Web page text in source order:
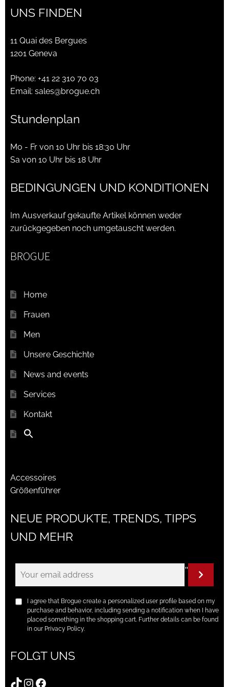
UNS FINDEN
11 Quai des Bergues
1201 Geneva
Phone: +41 22 310 70 03
Email: sales@brogue.ch
Stundenplan
Mo - Fr von 10 Uhr bis 18:30 Uhr
Sa von 10 Uhr bis 18 Uhr
BEDINGUNGEN UND KONDITIONEN
Im Ausverkauf gekaufte Artikel können weder
zurückgegeben noch umgetauscht werden.
BROGUE
Home
Frauen
Men
Unsere Geschichte
News and events
Services
Kontakt
Accessoires
Größenführer
NEUE PRODUKTE, TRENDS, TIPPS
UND MEHR
"
I agree that Brogue create a personalized user profile based on my
purchase and behavior, including sending a notification when I have
placed something in the shopping cart. Further details can be found
in our Privacy Policy.
FOLGT UNS
TikTok
Instagram
Facebook